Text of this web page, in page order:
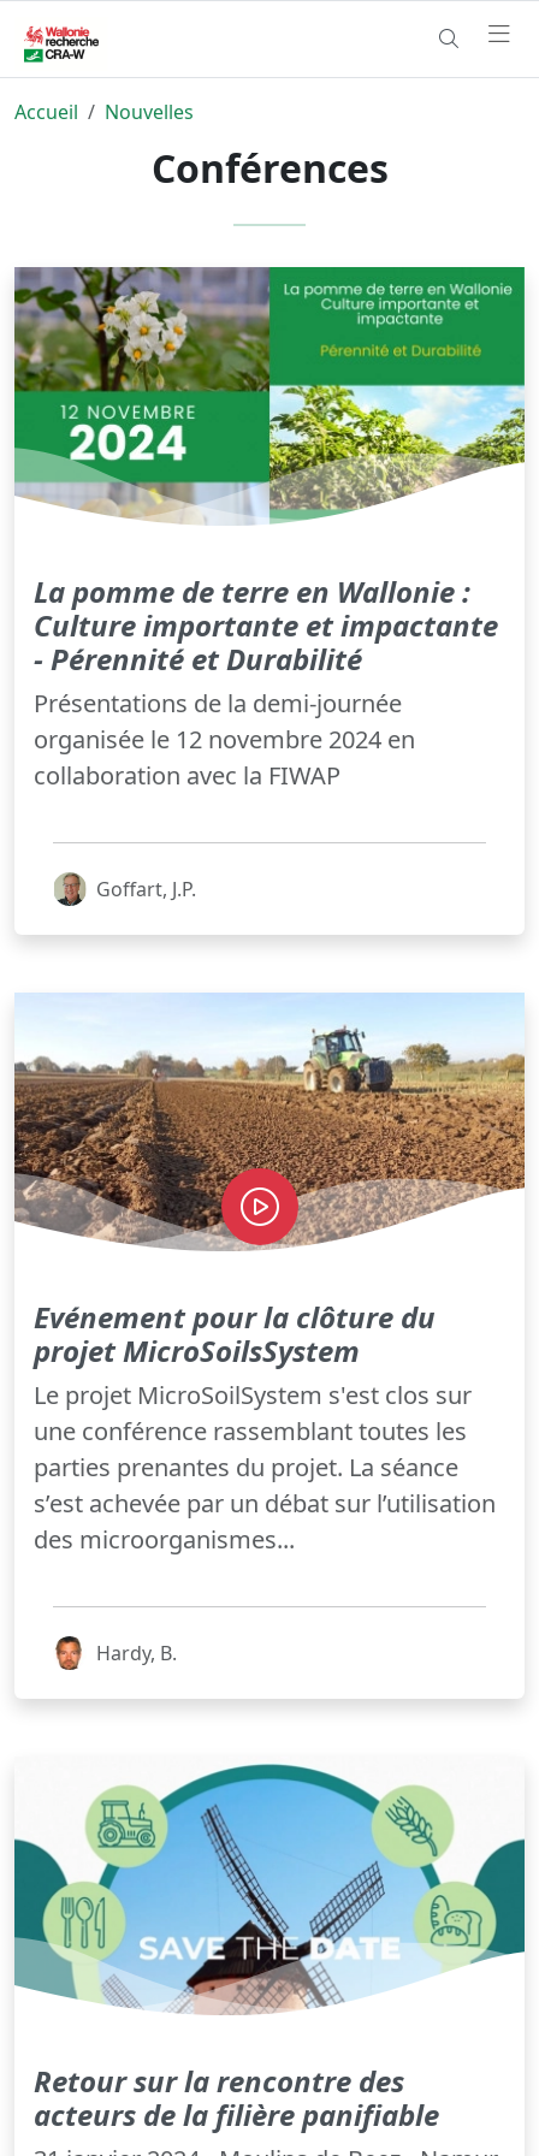
Accueil Nouvelles
Conférences
La pomme de terre en Wallonie :
Culture importante et impactante
- Pérennité et Durabilité
Présentations de la demi-journée
organisée le 12 novembre 2024 en
collaboration avec la FIWAP
Goffart, J.P.
Evénement pour la clôture du
projet MicroSoilsSystem
Le projet MicroSoilSystem s'est clos sur
une conférence rassemblant toutes les
parties prenantes du projet. La séance
s’est achevée par un débat sur l’utilisation
des microorganismes...
Hardy, B.
Retour sur la rencontre des
acteurs de la filière panifiable